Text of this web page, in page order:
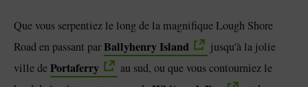
Que vous serpentiez le long de la magnifique Lough Shore
Road en passant parBallyhenry Island
jusqu'à la jolie
ville dePortaferry
au sud, ou que vous contourniez le